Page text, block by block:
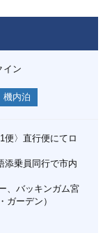
イン
機内泊
便〉直行便にてロ
添乗員同行で市内
、バッキンガム宮
ガーデン）